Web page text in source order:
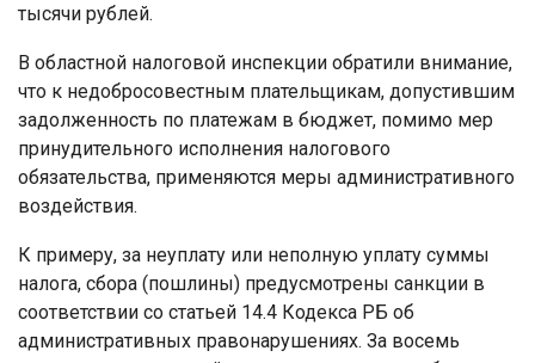
тысячи рублей.
В областной налоговой инспекции обратили внимание,
что к недобросовестным плательщикам, допустившим
задолженность по платежам в бюджет, помимо мер
принудительного исполнения налогового
обязательства, применяются меры административного
воздействия.
К примеру, за неуплату или неполную уплату суммы
налога, сбора (пошлины) предусмотрены санкции в
соответствии со статьей 14.4 Кодекса РБ об
административных правонарушениях. За восемь